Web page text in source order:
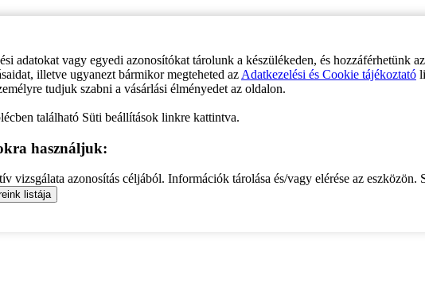
adatokat vagy egyedi azonosítókat tárolunk a készülékeden, és hozzáférhetünk
illetve ugyanezt bármikor megteheted az Adatkezelési és Cookie tájékoztató
tudjuk szabni a vásárlási élményedet az oldalon.
található Süti beállítások linkre kattintva.
használjuk:
vizsgálata azonosítás céljából. Információk tárolása és/vagy elérése az eszközön.
listája